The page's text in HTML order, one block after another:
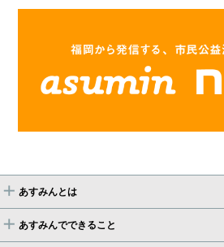
あすみんとは
あすみんでできること